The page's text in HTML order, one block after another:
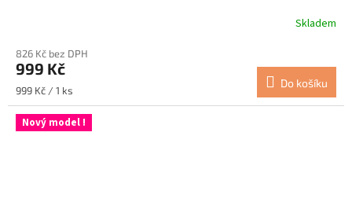
Skladem
826 Kč bez DPH
999 Kč
Měrná
cena:
999 Kč / 1 ks
Do košíku
Nový model !